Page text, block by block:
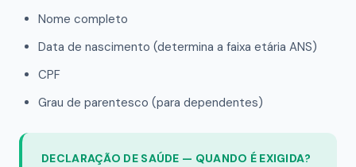
Nome completo
Data de nascimento (determina a faixa etária ANS)
CPF
Grau de parentesco (para dependentes)
DECLARAÇÃO DE SAÚDE — QUANDO É EXIGIDA?